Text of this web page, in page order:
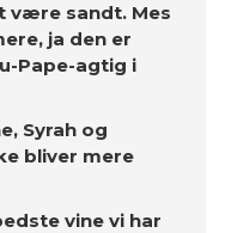
være sandt. Mes
ja den er
Pape-agtig i
Syrah og
bliver mere
vine vi har